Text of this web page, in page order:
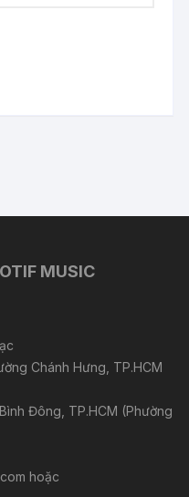
MUSIC
Chánh Hưng, TP.HCM
Đông, TP.HCM (Phường
hoặc